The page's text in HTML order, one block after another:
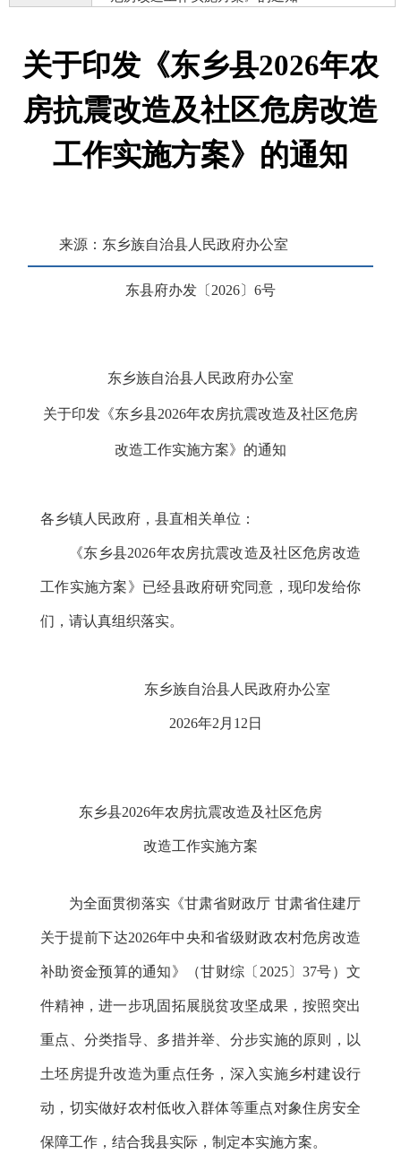
关于印发《东乡县2026年农
房抗震改造及社区危房改造
工作实施方案》的通知
来源：东乡族自治县人民政府办公室
浏览次数：1115次
收藏
东县府办发〔2026〕6号
东乡族自治县人民政府办公室
关于印发《东乡县2026年农房抗震改造及社区危房
改造工作实施方案》的通知
各乡镇人民政府 ， 县直相关单位：
《东乡县2026年农房抗震改造及社区危房改造
工作实施方案》已经县政府研究同意，现印发给你
们，请认真组织落实。
东乡族自治县人民政府办公室
2026年2月12日
东乡县2026年农房抗震改造及社区危房
改造工作实施方案
为全面贯彻落实《甘肃省财政厅 甘肃省住建厅
关于提前下达2026年中央和省级财政农村危房改造
补助资金预算的通知》 （甘财综〔2025〕37号） 文
件精神，进一步巩固拓展脱贫攻坚成果，按照突出
重点、分类指导、多措并举、分步实施的原则，以
土坯房提升改造为重点任务，深入实施乡村建设行
动，切实做好农村低收入群体等重点对象住房安全
保障工作 ， 结合我县实际，制定本实施方案。